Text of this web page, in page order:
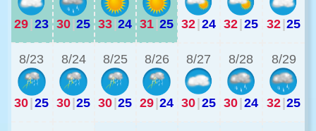
29 23 30 25 33 24 31 25 32 24 32 25 32 25
8/23
30 25
8/24
30 25
8/25
30 25
8/26
29 24
8/27
30 25
8/28
30 24
8/29
32 25